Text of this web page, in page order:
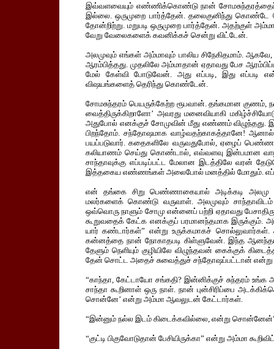
இவ்வளவையும் எண்ணிக்கொண்டு நான் சோமசுந்தரத்தைப்
இல்லை. ஒருமுறை பார்த்தேன். தலைகுனிந்து
தோன்றிற்று. மறுபடி ஒருமுறை பார்த்தேன். அதற்குள்
வேறு வேலைகளைக் கவனிக்கச் சென்று விட்டேன்.
அலமுவும் எங்கள் அம்மாவும் பாலிய சிநேகிதமாம்.
ஆரம்பித்தது. முதலிலே அம்மாதான் ஏதாவது பேச
மேல் கேள்வி போடுவேன். அது எப்படி, இது எப்படி
விஷயங்களைத் தெரிந்து கொண்டேன்.
சோமசுந்தரம் பெயருக்கேற்ற ரூபவான். தங்கமான குணம்,
வைத்திருக்கிறாளோ’ அவரது மனைவியாகி
அதுபோல் எனக்குச் சோமுவின் மீது எண்ணம்
பிறந்தோம். சந்தோஷமாக வாழ்வதற்காகத்தானே!
பயப்படுவார். கதைகளிலே வருவதுபோல், ஏழைப்
கலியாணம் செய்து கொண்டால், எவ்வளவு இன்பமான
சாந்தாவுக்கு எப்படிப்பட்ட மேலான இடத்திலே வரன்
இத்தகைய எண்ணங்கள் அலைபோல் மனத்தில் மோதும்.
என் தங்கை சிறு பெண்ணாகையால் அடிக்கடி அலமு
மலர்களைக் கொண்டு வருவாள். அலமுவும்
ஒவ்வொரு நாளும் சோமு என்னைப் பற்றி ஏதாவது
கூறுவதைக் கேட்க எனக்குப் பரமானந்தமாக இருக்கும்.
யார் கண்டார்கள்” என்று உருக்கமாகச் சொல்லுவார்கள்.
கன்னத்தை நான் நோகாதபடி கிள்ளுவேன். இந்த
தேளும் நெளியும் குழியிலே விழுந்தவன் கைக்குக்
தேன் சொட்ட அதைச் சுவைத்துச் சந்தோஷப்பட்டான் என்று
“காந்தா, கேட்டாயோ சங்கதி? இன்னிக்குச் சுந்தரம்
சாந்தா கூறினாள் ஒரு நாள். நான் புன்சிரிப்பை
சொன்னே’ என்று அம்மா ஆவலுடன் கேட்டார்கள்.
“இன்னும் நல்ல இடம் கிடைக்கவில்லை, என்று சொன்னேன்”
“குட்டி பிகுவோடுதான் பேசியிருக்கா” என்று அம்மா